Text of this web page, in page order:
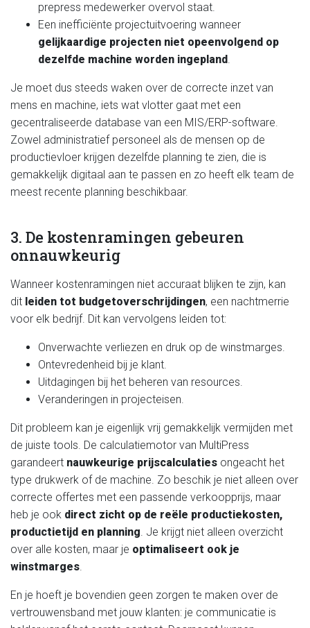
prepress medewerker overvol staat.
Een inefficiënte projectuitvoering wanneer
gelijkaardige projecten niet opeenvolgend op
dezelfde machine worden ingepland.
Je moet dus steeds waken over de correcte inzet van
mens en machine, iets wat vlotter gaat met een
gecentraliseerde database van een MIS/ERP-software.
Zowel administratief personeel als de mensen op de
productievloer krijgen dezelfde planning te zien, die is
gemakkelijk digitaal aan te passen en zo heeft elk team de
meest recente planning beschikbaar.
3. De kostenramingen gebeuren
onnauwkeurig
Wanneer kostenramingen niet accuraat blijken te zijn, kan
dit leiden tot budgetoverschrijdingen, een nachtmerrie
voor elk bedrijf. Dit kan vervolgens leiden tot:
Onverwachte verliezen en druk op de winstmarges.
Ontevredenheid bij je klant.
Uitdagingen bij het beheren van resources.
Veranderingen in projecteisen.
Dit probleem kan je eigenlijk vrij gemakkelijk vermijden met
de juiste tools. De calculatiemotor van MultiPress
garandeert nauwkeurige prijscalculaties ongeacht het
type drukwerk of de machine. Zo beschik je niet alleen over
correcte offertes met een passende verkoopprijs, maar
heb je ook direct zicht op de reële productiekosten,
productietijd en planning. Je krijgt niet alleen overzicht
over alle kosten, maar je optimaliseert ook je
winstmarges.
En je hoeft je bovendien geen zorgen te maken over de
vertrouwensband met jouw klanten: je communicatie is